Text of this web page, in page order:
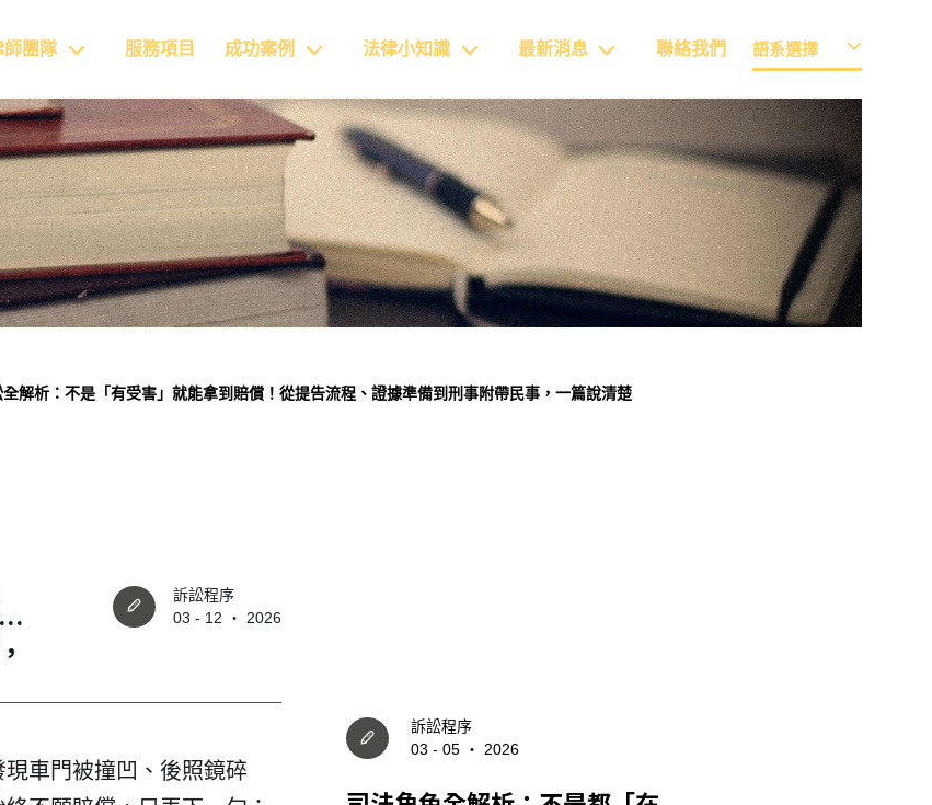
語系選擇
師團隊 服務項目 成功案例 法律小知識 最新消息 聯絡我們
全解析：不是「有受害」就能拿到賠償！從提告流程、證據準備到刑事附帶民事，一篇說清楚
訴訟程序
03 - 05 ‧ 2026
訴訟程序
03 - 12 ‧ 2026
車門被撞凹、後照鏡碎